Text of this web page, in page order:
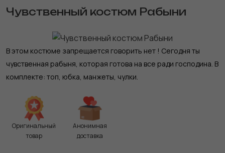
Чувственный костюм Рабыни
В этом костюме запрещается говорить нет ! Сегодня ты
чувственная рабыня, которая готова на все ради господина. В
комплекте: топ, юбка, манжеты, чулки.
Оригинальный
товар
Анонимная
доставка